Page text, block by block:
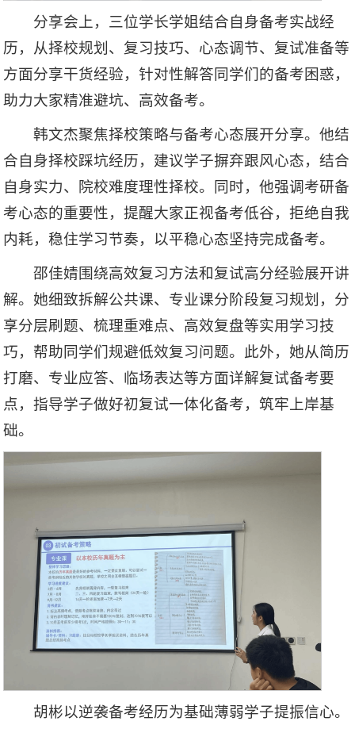
分享会上，三位学长学姐结合自身备考实战经
历，从择校规划、复习技巧、心态调节、复试准备等
方面分享干货经验，针对性解答同学们的备考困惑，
助力大家精准避坑、高效备考。
韩文杰聚焦择校策略与备考心态展开分享。他结
合自身择校踩坑经历，建议学子摒弃跟风心态，结合
自身实力、院校难度理性择校。同时，他强调考研备
考心态的重要性，提醒大家正视备考低谷，拒绝自我
内耗，稳住学习节奏，以平稳心态坚持完成备考。
邵佳婧围绕高效复习方法和复试高分经验展开讲
解。她细致拆解公共课、专业课分阶段复习规划，分
享分层刷题、梳理重难点、高效复盘等实用学习技
巧，帮助同学们规避低效复习问题。此外，她从简历
打磨、专业应答、临场表达等方面详解复试备考要
点，指导学子做好初复试一体化备考，筑牢上岸基
础。
胡彬以逆袭备考经历为基础薄弱学子提振信心。